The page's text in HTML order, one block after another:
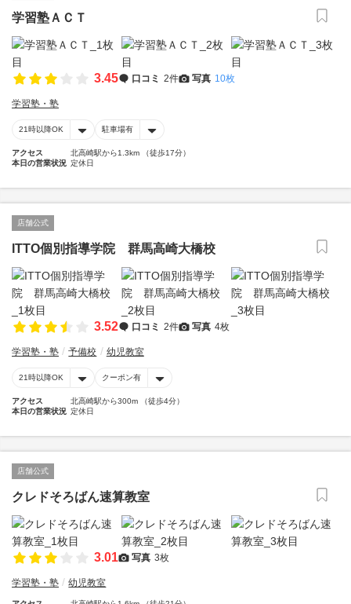
学習塾ＡＣＴ
3.45 口コミ 2件 写真 10枚
学習塾・塾
21時以降OK 駐車場有
アクセス
北高崎駅から1.3km （徒歩17分）
本日の営業状況 定休日
店舗公式
ITTO個別指導学院 群馬高崎大橋校
3.52 口コミ 2件 写真 4枚
学習塾・塾 予備校 幼児教室
21時以降OK クーポン有
アクセス
北高崎駅から300m （徒歩4分）
本日の営業状況 定休日
店舗公式
クレドそろばん速算教室
3.01 写真 3枚
学習塾・塾 幼児教室